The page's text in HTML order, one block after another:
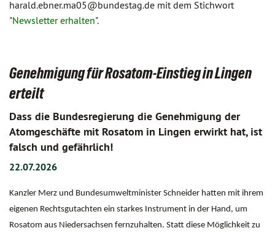
harald.ebner.ma05@bundestag.de mit dem Stichwort
"Newsletter erhalten".
Genehmigung für Rosatom-Einstieg in Lingen
erteilt
Dass die Bundesregierung die Genehmigung der
Atomgeschäfte mit Rosatom in Lingen erwirkt hat, ist
falsch und gefährlich!
22.07.2026
Kanzler Merz und Bundesumweltminister Schneider hatten mit ihrem
eigenen Rechtsgutachten ein starkes Instrument in der Hand, um
Rosatom aus Niedersachsen fernzuhalten. Statt diese Möglichkeit zu